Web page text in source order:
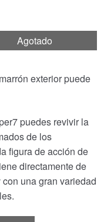
Agotado
exterior puede
puedes revivir la
de los
figura de acción de
directamente de
una gran variedad